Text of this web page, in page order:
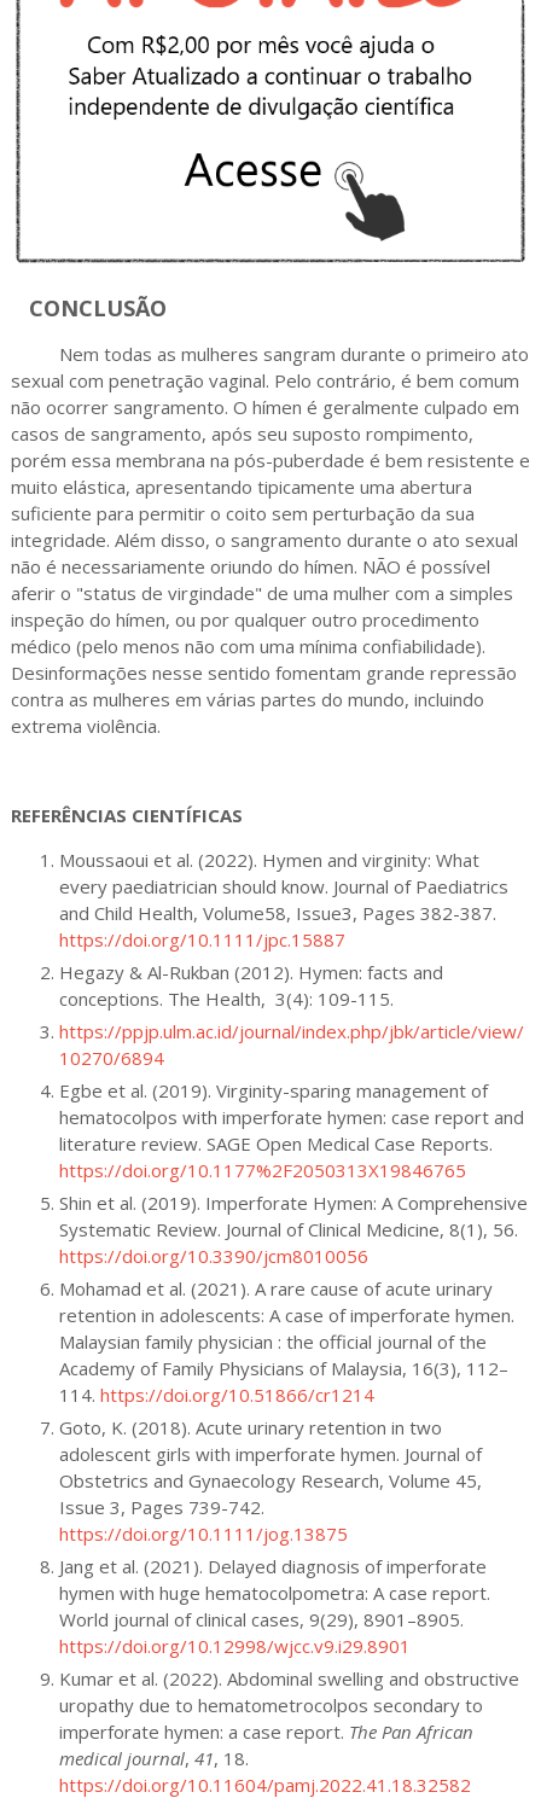
CONCLUSÃO
Nem todas as mulheres sangram durante o primeiro ato
sexual com penetração vaginal. Pelo contrário, é bem comum
não ocorrer sangramento. O hímen é geralmente culpado em
casos de sangramento, após seu suposto rompimento,
porém essa membrana na pós-puberdade é bem resistente e
muito elástica, apresentando tipicamente uma abertura
suficiente para permitir o coito sem perturbação da sua
integridade. Além disso, o sangramento durante o ato sexual
não é necessariamente oriundo do hímen. NÃO é possível
aferir o "status de virgindade" de uma mulher com a simples
inspeção do hímen, ou por qualquer outro procedimento
médico (pelo menos não com uma mínima confiabilidade).
Desinformações nesse sentido fomentam grande repressão
contra as mulheres em várias partes do mundo, incluindo
extrema violência.
REFERÊNCIAS CIENTÍFICAS
Moussaoui et al. (2022). Hymen and virginity: What
every paediatrician should know. Journal of Paediatrics
and Child Health, Volume58, Issue3, Pages 382-387.
https://doi.org/10.1111/jpc.15887
Hegazy & Al-Rukban (2012). Hymen: facts and
conceptions. The Health, 3(4): 109-115.
https://ppjp.ulm.ac.id/journal/index.php/jbk/article/view/
10270/6894
Egbe et al. (2019). Virginity-sparing management of
hematocolpos with imperforate hymen: case report and
literature review. SAGE Open Medical Case Reports.
https://doi.org/10.1177%2F2050313X19846765
Shin et al. (2019). Imperforate Hymen: A Comprehensive
Systematic Review. Journal of Clinical Medicine, 8(1), 56.
https://doi.org/10.3390/jcm8010056
Mohamad et al. (2021). A rare cause of acute urinary
retention in adolescents: A case of imperforate hymen.
Malaysian family physician : the official journal of the
Academy of Family Physicians of Malaysia, 16(3), 112–
114. https://doi.org/10.51866/cr1214
Goto, K. (2018). Acute urinary retention in two
adolescent girls with imperforate hymen. Journal of
Obstetrics and Gynaecology Research, Volume 45,
Issue 3, Pages 739-742.
https://doi.org/10.1111/jog.13875
Jang et al. (2021). Delayed diagnosis of imperforate
hymen with huge hematocolpometra: A case report.
World journal of clinical cases, 9(29), 8901–8905.
https://doi.org/10.12998/wjcc.v9.i29.8901
Kumar et al. (2022). Abdominal swelling and obstructive
uropathy due to hematometrocolpos secondary to
imperforate hymen: a case report. The Pan African
medical journal, 41, 18.
https://doi.org/10.11604/pamj.2022.41.18.32582